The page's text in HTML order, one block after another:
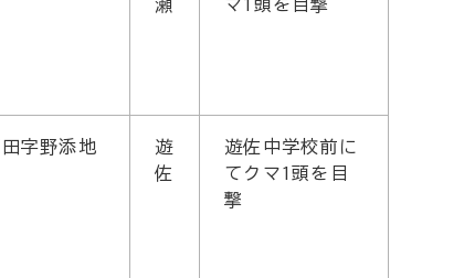
瀬
マ1頭を目撃
字野添地
遊
佐
遊佐中学校前に
てクマ1頭を目
撃